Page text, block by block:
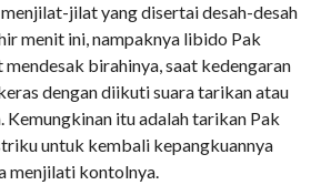
jilat yang disertai desah-desah
menit ini, nampaknya libido Pak
birahinya, saat kedengaran
dengan diikuti suara tarikan atau
Kemungkinan itu adalah tarikan Pak
untuk kembali kepangkuannya
menjilati kontolnya.